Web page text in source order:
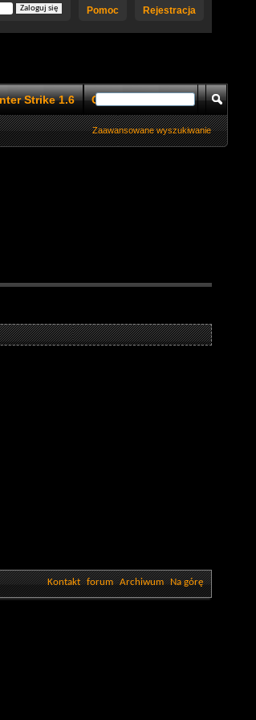
Rejestracja
Pomoc
Strike 1.6 Counter Strike 1.5
Zaawansowane wyszukiwanie
Kontakt forum Archiwum Na górę